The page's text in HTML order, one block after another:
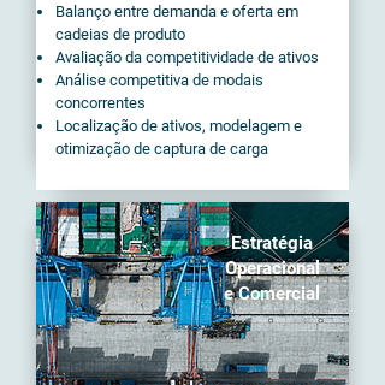
Balanço entre demanda e oferta em
cadeias de produto
Avaliação da competitividade de ativos
Análise competitiva de modais
concorrentes
Localização de ativos, modelagem e
otimização de captura de carga
Estratégia
Operacional
e Comercial